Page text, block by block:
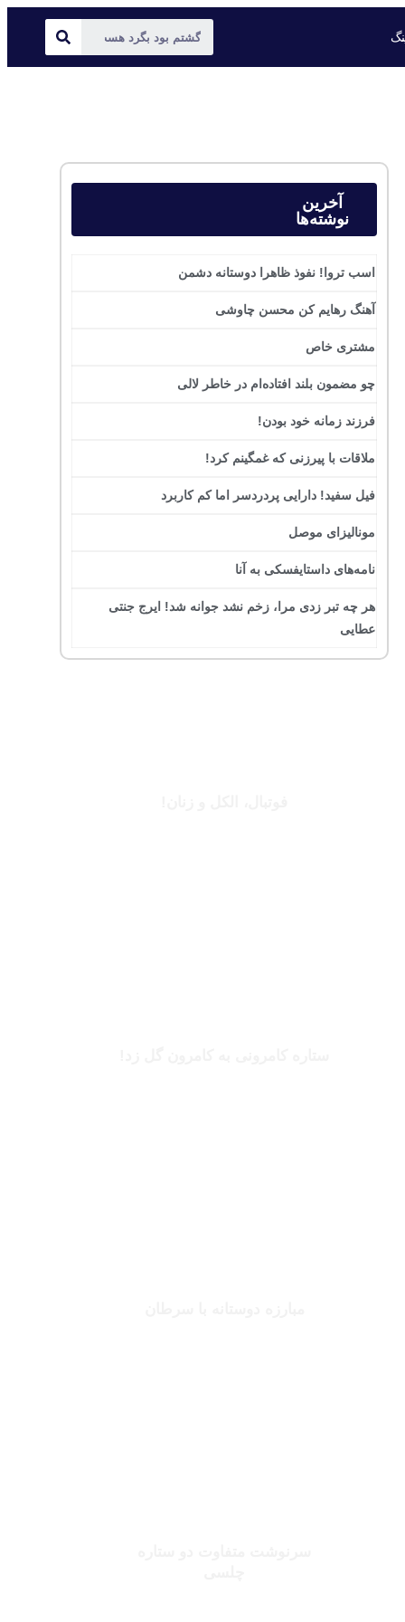
آخرین
نوشته‌ها
اسب تروا! نفوذ ظاهرا دوستانه دشمن
آهنگ رهایم کن محسن چاوشی
مشتری خاص
چو مضمون بلند افتاده‌ام در خاطر لالی
فرزند زمانه خود بودن!
ملاقات با پیرزنی که غمگینم کرد!
فیل سفید! دارایی پردردسر اما کم کاربرد
مونالیزای موصل
نامه‌های داستایفسکی به آنا
هر چه تبر زدی مرا، زخم نشد جوانه شد! ایرج جنتی
عطایی